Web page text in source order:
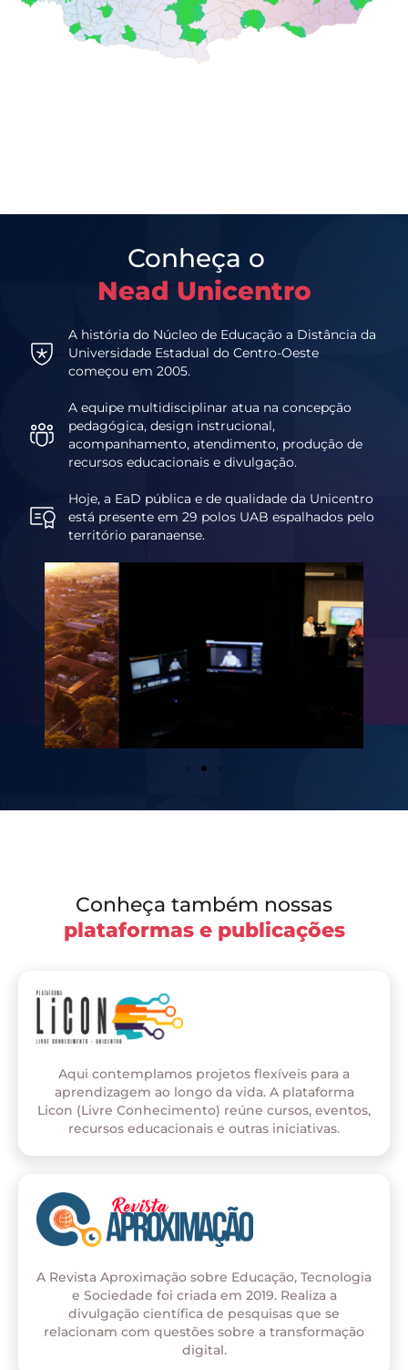
Conheça o
Nead Unicentro
A história do Núcleo de Educação a Distância da
Universidade Estadual do Centro-Oeste
começou em 2005.
A equipe multidisciplinar atua na concepção
pedagógica, design instrucional,
acompanhamento, atendimento, produção de
recursos educacionais e divulgação.
Hoje, a EaD pública e de qualidade da Unicentro
está presente em 29 polos UAB espalhados pelo
território paranaense.
Conheça também nossas
plataformas e publicações
Aqui contemplamos projetos flexíveis para a
aprendizagem ao longo da vida. A plataforma
Licon (Livre Conhecimento) reúne cursos, eventos,
recursos educacionais e outras iniciativas.
A Revista Aproximação sobre Educação, Tecnologia
e Sociedade foi criada em 2019. Realiza a
divulgação científica de pesquisas que se
relacionam com questões sobre a transformação
digital.